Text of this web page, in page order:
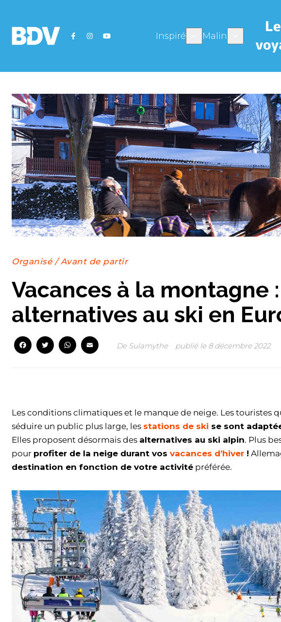
Inspiré Malin
Organisé/Avant de partir
Vacances à la montagne
alternatives au ski en
FacebookTwitterWhatsApp
Email
De Sulamythe publié le 8 décembre 2022
Les conditions climatiques et le manque de neige. Les touristes
séduire un public plus large, les stations de ski se sont
Elles proposent désormais des alternatives au ski alpin. Plus
pour profiter de la neige durant vos vacances d’hiver !
destination en fonction de votre activité préférée.